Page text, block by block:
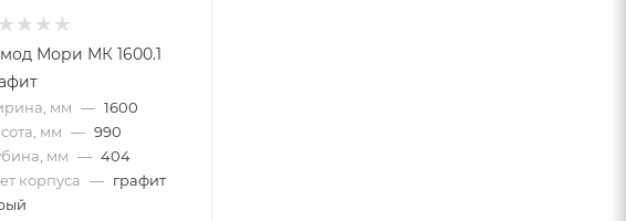
Мори МК 1600.1
мм — 1600
мм — 990
мм — 404
корпуса — графит